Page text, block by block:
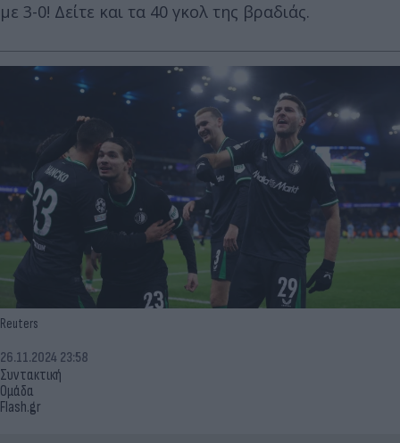
με 3-0! Δείτε και τα 40 γκολ της βραδιάς.
Reuters
Συντακτική
Ομάδα
Flash.gr
26.11.2024 23:58